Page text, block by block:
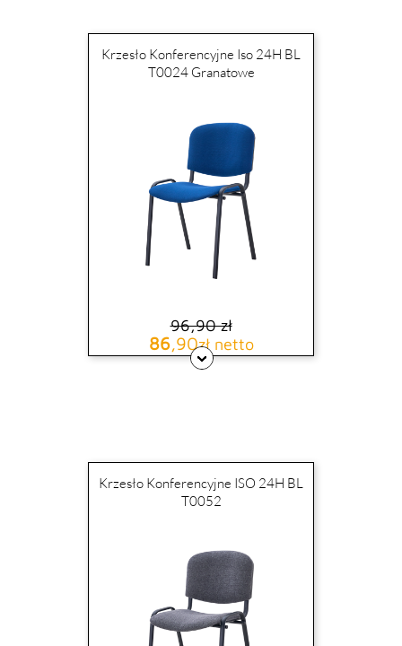
Krzesło Konferencyjne Iso 24H BL
T0024 Granatowe
Cena podstawowa
96,90 zł
Cena
86,90zł netto
Krzesło Konferencyjne ISO 24H BL
T0052